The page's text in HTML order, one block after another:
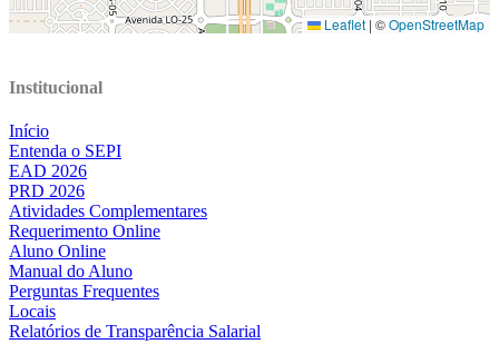
Institucional
Início
Entenda o SEPI
EAD 2026
PRD 2026
Atividades Complementares
Requerimento Online
Aluno Online
Manual do Aluno
Perguntas Frequentes
Locais
Relatórios de Transparência Salarial